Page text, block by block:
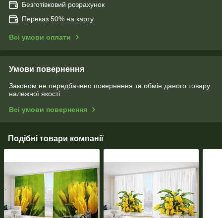
Безготівковий розрахунок
Переказ 50% на карту
Всі умови оплати
Умови повернення
Законом не передбачено повернення та обмін даного товару
належної якості
Всі умови повернення
Подібні товари компанії